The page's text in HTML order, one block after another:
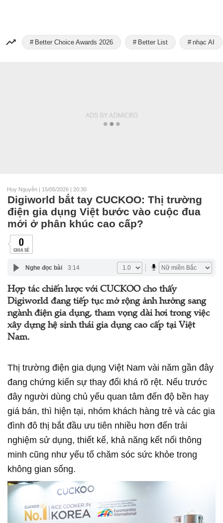
Better Choice Awards 2026 Better List nhạc AI
Huy Nguyễn | 15/05/2026 | 20:30
Digiworld bắt tay CUCKOO: Thị trường
điện gia dụng Việt bước vào cuộc đua
mới ở phân khúc cao cấp?
0
CHIA SẺ
Nghe đọc bài 3:14
Hợp tác chiến lược với CUCKOO cho thấy
Digiworld đang tiếp tục mở rộng ảnh hưởng sang
ngành điện gia dụng, tham vọng dài hơi trong việc
xây dựng hệ sinh thái gia dụng cao cấp tại Việt
Nam.
Thị trường điện gia dụng Việt Nam vài năm gần đây
đang chứng kiến sự thay đổi khá rõ rệt. Nếu trước
đây người dùng chủ yếu quan tâm đến độ bền hay
giá bán, thì hiện tại, nhóm khách hàng trẻ và các gia
đình đô thị bắt đầu ưu tiên nhiều hơn đến trải
nghiệm sử dụng, thiết kế, khả năng kết nối thông
minh cũng như yếu tố chăm sóc sức khỏe trong
không gian sống.